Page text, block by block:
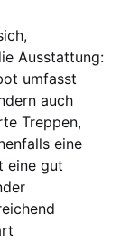
Ausstattung:
umfasst
auch
Treppen,
eine
eine gut